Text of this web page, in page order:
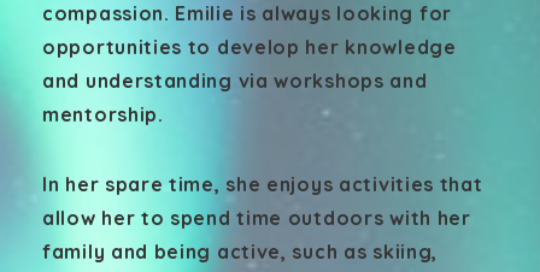
compassion. Emilie is always looking for
opportunities to develop her knowledge
and understanding via workshops and
mentorship.
In her spare time, she enjoys activities that
allow her to spend time outdoors with her
family and being active, such as skiing,